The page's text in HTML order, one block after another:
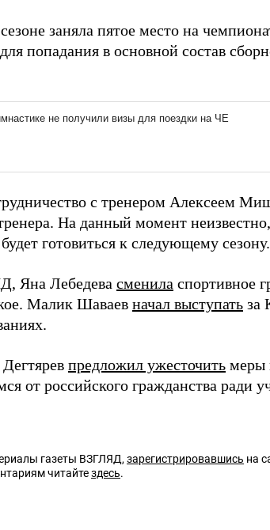
заняла пятое место на
попадания в основной состав
с тренером Алексеем
На данный момент
готовиться к следующему сезону.
Яна Лебедева сменила спортивное
Малик Шаваев начал выступать за
предложил ужесточить меры
от российского гражданства ради
газеты ВЗГЛЯД,зарегистрировавшись на
читайтездесь.